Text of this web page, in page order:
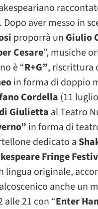
aver messo in
proporrà un Giulio
Cesare”, musiche
è “R+G”, riscrittura
in forma di doppio
Cordella (11
Giulietta al Teatro
in forma di
dedicato a
Fringe
originale,
anche un
21 con “Enter